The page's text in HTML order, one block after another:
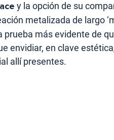
y la opción de su
metalizada de largo
prueba más evidente de
envidiar, en clave
allí presentes.